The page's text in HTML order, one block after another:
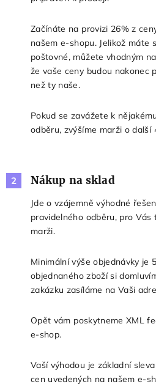
Začínáte na provizi 26% z
našem e-shopu. Jelikož máte
poštovné, můžete vhodným
že vaše ceny budou nakonec
než ty naše.
Pokud se zavážete k
odběru, zvýšíme marži o další
2 Nákup na sklad
Jde o vzájemně výhodné
pravidelného odběru, pro
marži.
Minimální výše objednávky je
objednaného zboží si
zakázku zasíláme na Vaši
Opět vám poskytneme XML
e-shop.
Vaší výhodou je základní
cen uvedených na našem e-